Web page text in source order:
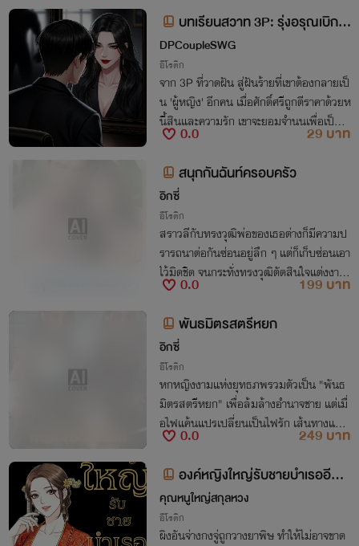
บทเรียนสวาท 3P: รุ่งอรุณเบิกท
วารของแอนนี่
DPCoupleSWG
อีโรติก
จาก 3P ที่วาดฝัน สู่ฝันร้ายที่เขาต้องกลายเป็
น 'ผู้หญิง' อีกคน เมื่อศักดิ์ศรีถูกตีราคาด้วยห
นี้สินและความรัก เขาจะยอมจำนนเพื่อเป็น
'แอนนี่' หรือจะยอมแตกสลายไปพร้อมกับตั
0.0
29 บาท
สนุกกันฉันท์ครอบครัว
อิกซี่
อีโรติก
สราวลีกับทรงวุฒิพ่อของเธอต่างก็มีความป
รารถนาต่อกันซ่อนอยู่ลึก ๆ แต่ก็เก็บซ่อนเอา
ไว้มิดชิด จนกระทั่งทรงวุฒิตัดสินใจแต่งงานใ
หม่กับเขมิกา แม่ม่ายลูกติด ถึงจุดนี้ สราวลีก็
0.0
199 บาท
พันธมิตรสตรีหยก
อิกซี่
อีโรติก
หกหญิงงามแห่งยุทธภพรวมตัวเป็น "พันธ
มิตรสตรีหยก" เพื่อล้มล้างอำนาจชาย แต่เมื่
อไฟแค้นแปรเปลี่ยนเป็นไฟรัก เส้นทางแห่ง
การต่อสู้กลับเต็มไปด้วยความลุ่มหลงและพิ
0.0
249 บาท
องค์หญิงใหญ่รับชายบำเรออีกแ
ล้วหรือ? (nc25+, หลาย p)
คุณหนูใหญ่สกุลหวง
อีโรติก
ผิงอันจ่างกงจู่ถูกวางยาพิษ ทำให้ไม่อาจขาด